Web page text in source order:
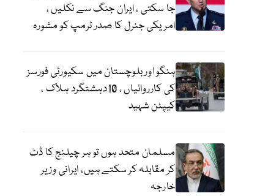
جا سکتی ، ایران جنگ سے نکلیں ،
امریکی جنرل کا صدر ٹرمپ کو مشورہ
ہنگو اور بلوچستان میں سکیورٹی فورسز
کی کارروائیاں ، 10دہشتگرد ہلاک ،
کیپٹن شہید
مسلمان متحد ہوں تو ہر چیلنج کا ڈٹ
کر مقابلہ کر سکتے ہیں، ایرانی وزیر
خارجہ